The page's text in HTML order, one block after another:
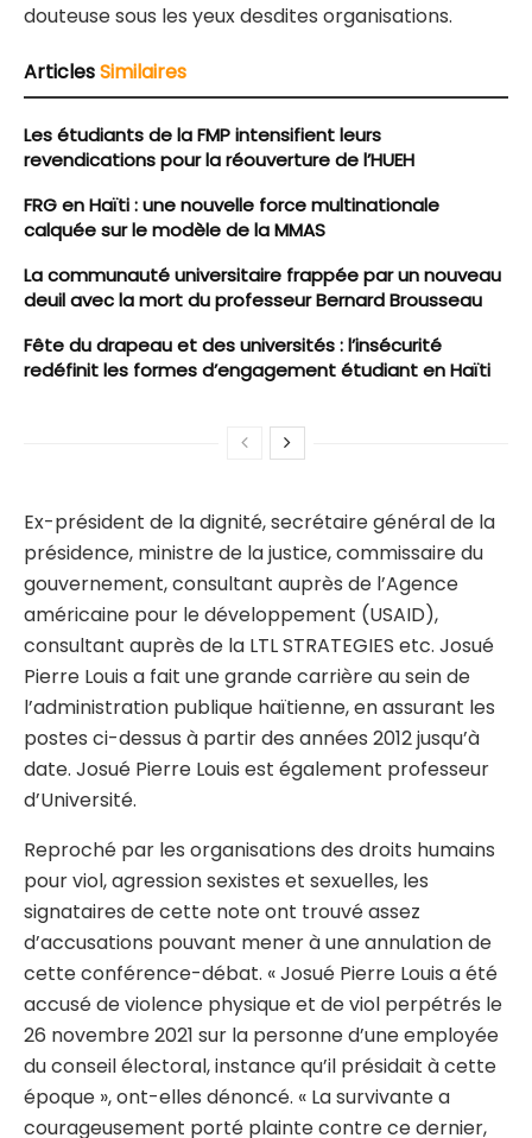
douteuse sous les yeux desdites organisations.
ArticlesSimilaires
Les étudiants de la FMP intensifient leurs
revendications pour la réouverture de l’HUEH
FRG en Haïti : une nouvelle force multinationale
calquée sur le modèle de la MMAS
La communauté universitaire frappée par un nouveau
deuil avec la mort du professeur Bernard Brousseau
Fête du drapeau et des universités : l’insécurité
redéfinit les formes d’engagement étudiant en Haïti
Ex-président de la dignité, secrétaire général de la
présidence, ministre de la justice, commissaire du
gouvernement, consultant auprès de l’Agence
américaine pour le développement (USAID),
consultant auprès de la LTL STRATEGIES etc. Josué
Pierre Louis a fait une grande carrière au sein de
l’administration publique haïtienne, en assurant les
postes ci-dessus à partir des années 2012 jusqu’à
date. Josué Pierre Louis est également professeur
d’Université.
Reproché par les organisations des droits humains
pour viol, agression sexistes et sexuelles, les
signataires de cette note ont trouvé assez
d’accusations pouvant mener à une annulation de
cette conférence-débat. « Josué Pierre Louis a été
accusé de violence physique et de viol perpétrés le
26 novembre 2021 sur la personne d’une employée
du conseil électoral, instance qu’il présidait à cette
époque », ont-elles dénoncé. « La survivante a
courageusement porté plainte contre ce dernier,